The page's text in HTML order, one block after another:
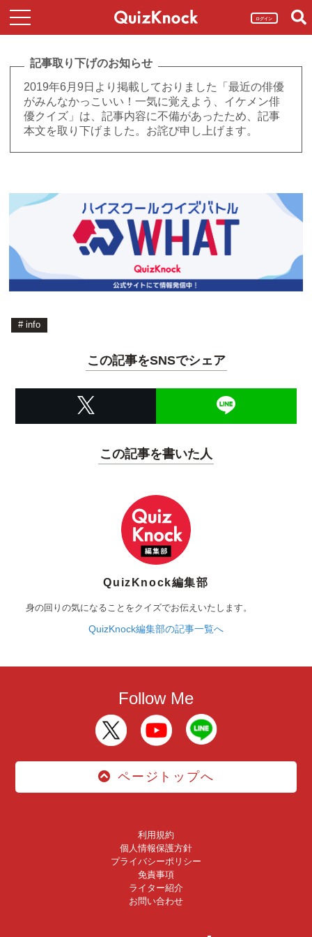
ログイン
記事取り下げのお知らせ
2019年6月9日より掲載しておりました「最近の俳優
がみんなかっこいい！一気に覚えよう、イケメン俳
優クイズ」は、記事内容に不備があったため、記事
本文を取り下げました。お詫び申し上げます。
# info
この記事をSNSでシェア
この記事を書いた人
QuizKnock編集部
身の回りの気になることをクイズでお伝えいたします。
QuizKnock編集部の記事一覧へ
Follow Me
ページトップへ
利用規約
個人情報保護方針
プライバシーポリシー
免責事項
ライター紹介
お問い合わせ